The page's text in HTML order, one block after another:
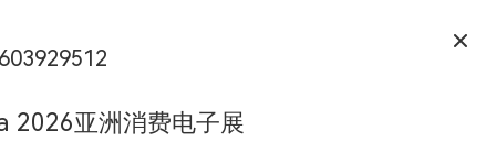
2026亚洲消费电子展